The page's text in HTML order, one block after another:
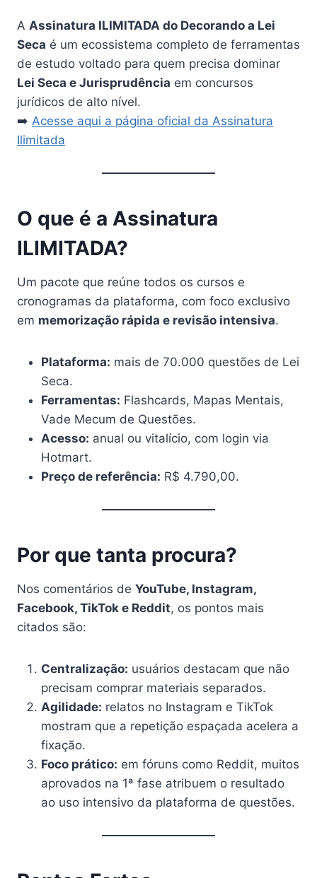
A Assinatura ILIMITADA do Decorando a Lei
Seca é um ecossistema completo de ferramentas
de estudo voltado para quem precisa dominar
Lei Seca e Jurisprudência em concursos
jurídicos de alto nível.
➡️ Acesse aqui a página oficial da Assinatura
Ilimitada
O que é a Assinatura
ILIMITADA?
Um pacote que reúne todos os cursos e
cronogramas da plataforma, com foco exclusivo
em memorização rápida e revisão intensiva.
Plataforma: mais de 70.000 questões de Lei
Seca.
Ferramentas: Flashcards, Mapas Mentais,
Vade Mecum de Questões.
Acesso: anual ou vitalício, com login via
Hotmart.
Preço de referência: R$ 4.790,00.
Por que tanta procura?
Nos comentários de YouTube, Instagram,
Facebook, TikTok e Reddit, os pontos mais
citados são:
Centralização: usuários destacam que não
precisam comprar materiais separados.
Agilidade: relatos no Instagram e TikTok
mostram que a repetição espaçada acelera a
fixação.
Foco prático: em fóruns como Reddit, muitos
aprovados na 1ª fase atribuem o resultado
ao uso intensivo da plataforma de questões.